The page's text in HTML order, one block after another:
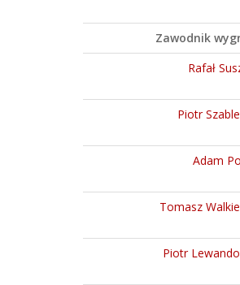
Zawodnik
Rafał
Piotr
Adam
Tomasz
Piotr